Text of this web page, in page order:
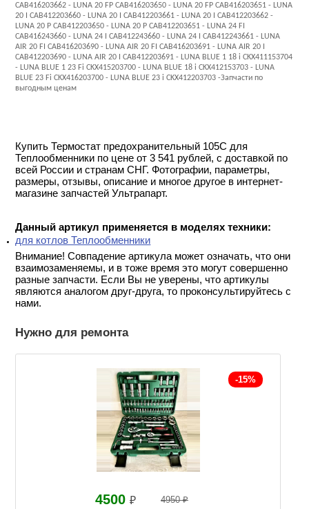
CAB416203662 - LUNA 20 FP CAB416203650 - LUNA 20 FP CAB416203651 - LUNA
20 I CAB412203660 - LUNA 20 I CAB412203661 - LUNA 20 I CAB412203662 -
LUNA 20 P CAB412203650 - LUNA 20 P CAB412203651 - LUNA 24 FI
CAB416243660 - LUNA 24 I CAB412243660 - LUNA 24 I CAB412243661 - LUNA
AIR 20 FI CAB416203690 - LUNA AIR 20 FI CAB416203691 - LUNA AIR 20 I
CAB412203690 - LUNA AIR 20 I CAB412203691 - LUNA BLUE 1 18 i CKX411153704
- LUNA BLUE 1 23 Fi CKX415203700 - LUNA BLUE 18 i CKX412153703 - LUNA
BLUE 23 Fi CKX416203700 - LUNA BLUE 23 i CKX412203703 -Запчасти по
выгодным ценам
Купить Термостат предохранительный 105C для
Теплообменники по цене от 3 541 рублей, с доставкой по
всей России и странам СНГ. Фотографии, параметры,
размеры, отзывы, описание и многое другое в интернет-
магазине запчастей Ультрапарт.
Данный артикул применяется в моделях техники:
для котлов Теплообменники
Внимание! Совпадение артикула может означать, что они
взаимозаменяемы, и в тоже время это могут совершенно
разные запчасти. Если Вы не уверены, что артикулы
являются аналогом друг-друга, то проконсультируйтесь с
нами.
Нужно для ремонта
-15%
4500 ₽ 4950 ₽